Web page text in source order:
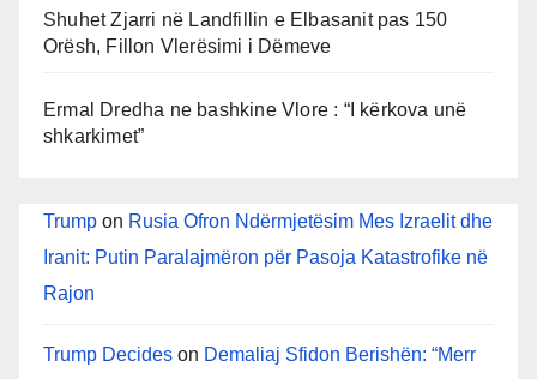
Shuhet Zjarri në Landfillin e Elbasanit pas 150
Orësh, Fillon Vlerësimi i Dëmeve
Ermal Dredha ne bashkine Vlore : “I kërkova unë
shkarkimet”
Trump on Rusia Ofron Ndërmjetësim Mes Izraelit dhe
Iranit: Putin Paralajmëron për Pasoja Katastrofike në
Rajon
Trump Decides on Demaliaj Sfidon Berishën: “Merr